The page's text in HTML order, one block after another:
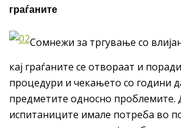
граѓаните
Сомнежи за тргување со
кај граѓаните се отвораат и
процедури и чекањето со години
предметите односно проблемите.
испитаниците имале потреба во